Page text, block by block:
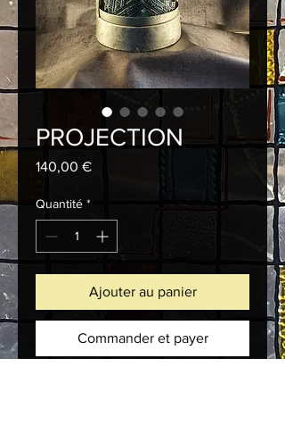
PROJECTION
140,00 €Prix
Quantité *
Ajouter au panier
Commander et payer